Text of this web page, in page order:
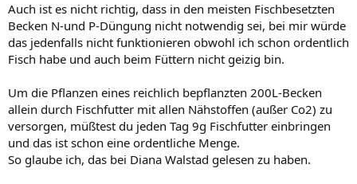
Auch ist es nicht richtig, dass in den meisten Fischbesetzten
Becken N-und P-Düngung nicht notwendig sei, bei mir würde
das jedenfalls nicht funktionieren obwohl ich schon ordentlich
Fisch habe und auch beim Füttern nicht geizig bin.
Um die Pflanzen eines reichlich bepflanzten 200L-Becken
allein durch Fischfutter mit allen Nähstoffen (außer Co2) zu
versorgen, müßtest du jeden Tag 9g Fischfutter einbringen
und das ist schon eine ordentliche Menge.
So glaube ich, das bei Diana Walstad gelesen zu haben.